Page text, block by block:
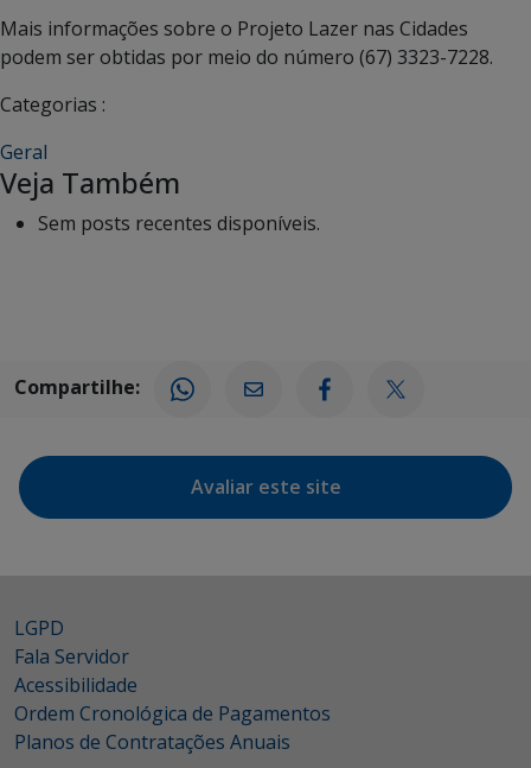
Mais informações sobre o Projeto Lazer nas Cidades
podem ser obtidas por meio do número (67) 3323-7228.
Categorias :
Geral
Veja Também
Sem posts recentes disponíveis.
Compartilhe:
Avaliar este site
LGPD
Fala Servidor
Acessibilidade
Ordem Cronológica de Pagamentos
Planos de Contratações Anuais